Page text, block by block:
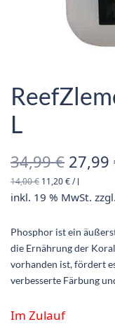
L
34,99€
Preis
27,99
14,00€ 11,20€/l
inkl. 19 % MwSt.
Phosphor ist ein
die Ernährung der
vorhanden ist, fördert
verbesserte Färbung
Im Zulauf